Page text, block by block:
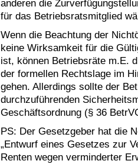
anderen die
für das Betriebsratsmitglied
Wenn die Beachtung der
keine Wirksamkeit für die
ist, können Betriebsräte m.E.
der formellen Rechtslage im
gehen. Allerdings sollte der
durchzuführenden
Geschäftsordnung (§ 36
PS: Der Gesetzgeber hat die
„Entwurf eines Gesetzes zur
Renten wegen verminderter